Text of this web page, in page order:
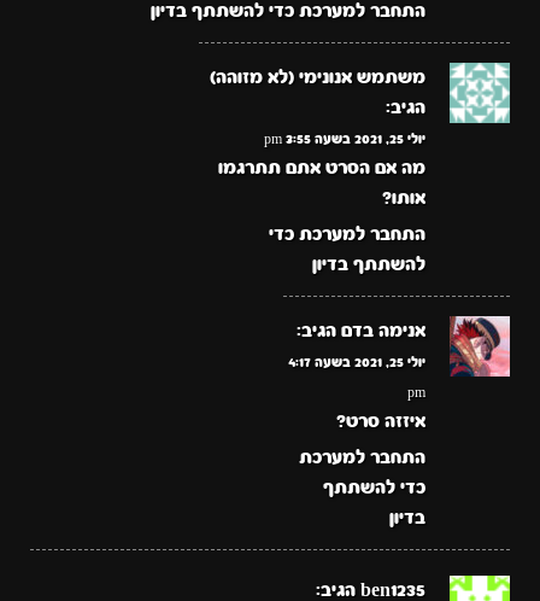
התחבר למערכת כדי להשתתף בדיון
משתמש אנונימי (לא מזוהה)
הגיב:
יולי 25, 2021 בשעה 3:55 pm
מה אם הסרט אתם תתרגמו
אותו?
התחבר למערכת כדי
להשתתף בדיון
אנימה בדם הגיב:
יולי 25, 2021 בשעה 4:17
pm
איזזה סרט?
התחבר למערכת
כדי להשתתף
בדיון
ben1235 הגיב: